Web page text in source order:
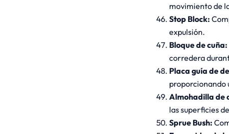
movimiento de
Stop Block:
expulsión.
Bloque de cuña:
corredera
Placa guía de
proporcionando
Almohadilla de
las superficies
Sprue Bush: